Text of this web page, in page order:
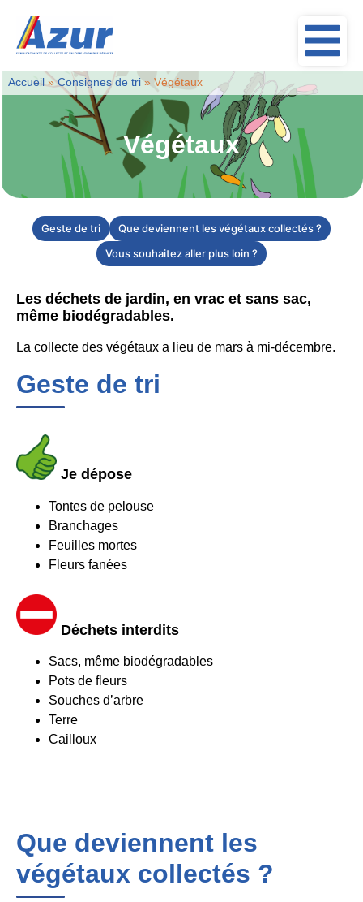
Végétaux
Accueil»Consignes de tri » Végétaux
Geste de tri
Que deviennent les végétaux collectés ?
Vous souhaitez aller plus loin ?
Les déchets de jardin, en vrac et sans sac,
même biodégradables.
La collecte des végétaux a lieu de mars à mi-décembre.
Geste de tri
Je dépose
Tontes de pelouse
Branchages
Feuilles mortes
Fleurs fanées
Déchets interdits
Sacs, même biodégradables
Pots de fleurs
Souches d’arbre
Terre
Cailloux
Que deviennent les
végétaux collectés ?